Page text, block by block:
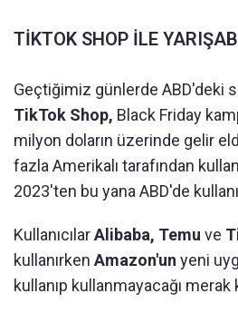
TİKTOK SHOP İLE
Geçtiğimiz günlerde ABD'deki
TikTok Shop, Black Friday
milyon doların üzerinde gelir
fazla Amerikalı tarafından
2023'ten bu yana ABD'de
KullanıcılarAlibaba, Temu ve
kullanırken Amazon'un yeni
kullanıp kullanmayacağı merak